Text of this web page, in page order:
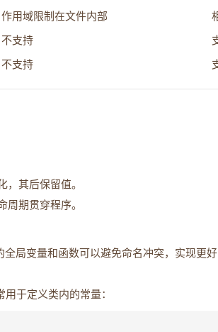
作用域限制在文件内部
不支持
不支持
，其后保留值。
周期贯穿程序。
全局变量和函数可以避免命名冲突，实现更好
用于定义类内的常量：